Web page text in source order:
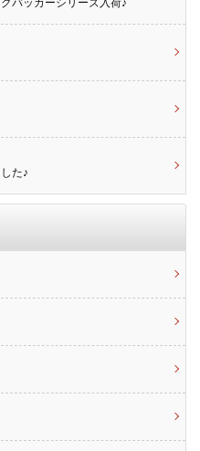
バッカーシリーズ入荷♪
た♪